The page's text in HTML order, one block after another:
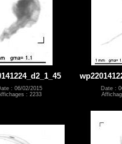
: 06/02/2015
: 2233
Date :